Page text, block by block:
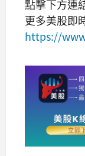
點擊下方連
更多美股即
https://